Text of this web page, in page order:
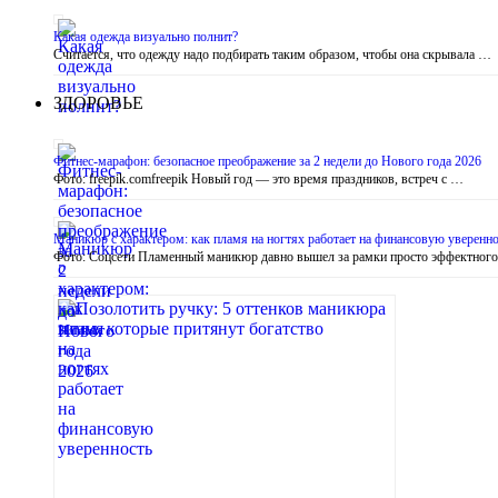
Какая одежда визуально полнит?
Считается, что одежду надо подбирать таким образом, чтобы она скрывала …
ЗДОРОВЬЕ
Фитнес-марафон: безопасное преображение за 2 недели до Нового года 2026
Фото: freepik.comfreepik Новый год — это время праздников, встреч с …
Маникюр с характером: как пламя на ногтях работает на финансовую
Фото: Соцсети Пламенный маникюр давно вышел за рамки просто